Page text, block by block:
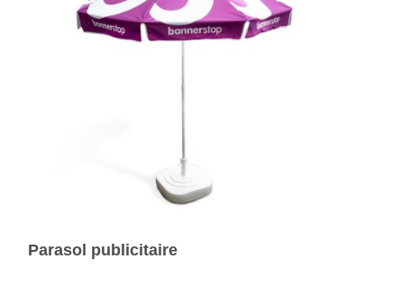
Parasol publicitaire